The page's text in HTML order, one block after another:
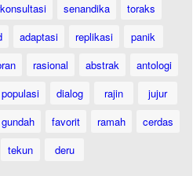
senandika
toraks
adaptasi replikasi
panik
rasional abstrak
antologi
populasi dialog rajin
jujur
gundah favorit ramah
cerdas
tekun deru